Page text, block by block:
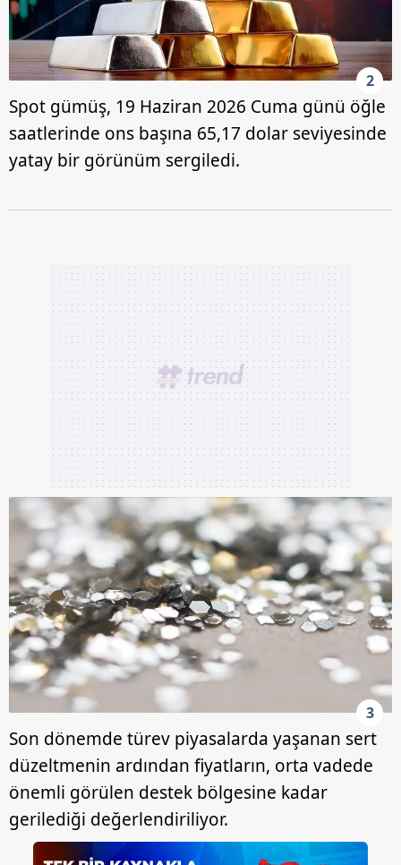
2
Spot gümüş, 19 Haziran 2026 Cuma günü öğle
saatlerinde ons başına 65,17 dolar seviyesinde
yatay bir görünüm sergiledi.
3
Son dönemde türev piyasalarda yaşanan sert
düzeltmenin ardından fiyatların, orta vadede
önemli görülen destek bölgesine kadar
gerilediği değerlendiriliyor.